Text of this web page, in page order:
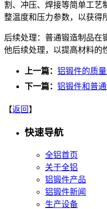
割、冲压、焊接等简单工艺
整温度和压力参数，以获得
后续处理：普通锻造制品在
他后续处理，以提高材料的
上一篇： 铝锻件的质量
下一篇： 铝锻件和普
【返回 】
快速导航
全铝首页
关于全铝
铝锻件产品
铝锻件新闻
生产设备